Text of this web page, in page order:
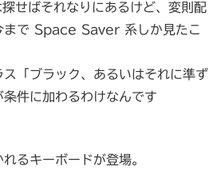
せばそれなりにあるけど、変則配
まで Space Saver 系しか見たこ
「ブラック、あるいはそれに準ず
件に加わるわけなんです
るキーボードが登場。